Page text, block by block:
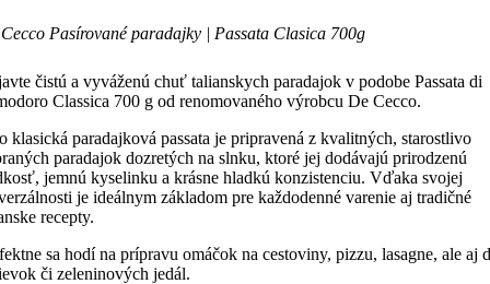
Pasírované paradajky | Passata Clasica 700g
čistú a vyváženú chuť talianskych paradajok v podobe Passata di
Classica 700 g od renomovaného výrobcu De Cecco.
klasická paradajková passata je pripravená z kvalitných, starostlivo
paradajok dozretých na slnku, ktoré jej dodávajú prirodzenú
jemnú kyselinku a krásne hladkú konzistenciu. Vďaka svojej
je ideálnym základom pre každodenné varenie aj tradičné
recepty.
sa hodí na prípravu omáčok na cestoviny, pizzu, lasagne, ale aj
či zeleninových jedál.